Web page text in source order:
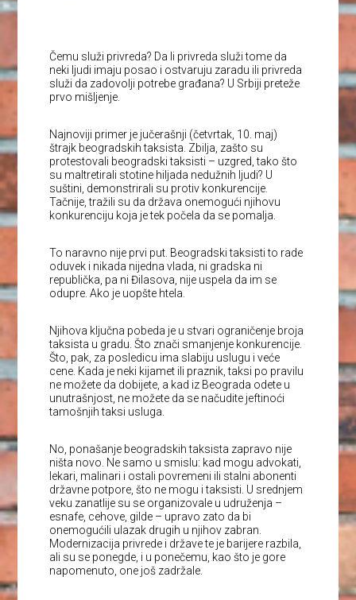
Čemu služi privreda? Da li privreda služi tome da
neki ljudi imaju posao i ostvaruju zaradu ili privreda
služi da zadovolji potrebe građana? U Srbiji preteže
prvo mišljenje.
Najnoviji primer je jučerašnji (četvrtak, 10. maj)
štrajk beogradskih taksista. Zbilja, zašto su
protestovali beogradski taksisti – uzgred, tako što
su maltretirali stotine hiljada nedužnih ljudi? U
suštini, demonstrirali su protiv konkurencije.
Tačnije, tražili su da država onemogući njihovu
konkurenciju koja je tek počela da se pomalja.
To naravno nije prvi put. Beogradski taksisti to rade
oduvek i nikada nijedna vlada, ni gradska ni
republička, pa ni Đilasova, nije uspela da im se
odupre. Ako je uopšte htela.
Njihova ključna pobeda je u stvari ograničenje broja
taksista u gradu. Što znači smanjenje konkurencije.
Što, pak, za posledicu ima slabiju uslugu i veće
cene. Kada je neki kijamet ili praznik, taksi po pravilu
ne možete da dobijete, a kad iz Beograda odete u
unutrašnjost, ne možete da se načudite jeftinoći
tamošnjih taksi usluga.
No, ponašanje beogradskih taksista zapravo nije
ništa novo. Ne samo u smislu: kad mogu advokati,
lekari, malinari i ostali povremeni ili stalni abonenti
državne potpore, što ne mogu i taksisti. U srednjem
veku zanatlije su se organizovale u udruženja –
esnafe, cehove, gilde – upravo zato da bi
onemogućili ulazak drugih u njihov zabran.
Modernizacija privrede i države te je barijere razbila,
ali su se ponegde, i u ponečemu, kao što je gore
napomenuto, one još zadržale.